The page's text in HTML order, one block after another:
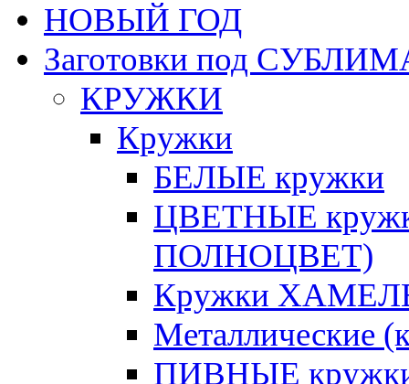
НОВЫЙ ГОД
Заготовки под
КРУЖКИ
Кружки
БЕЛЫЕ кружки
ЦВЕТНЫЕ
ПОЛНОЦВЕТ)
Кружки
Металлические
ПИВНЫЕ